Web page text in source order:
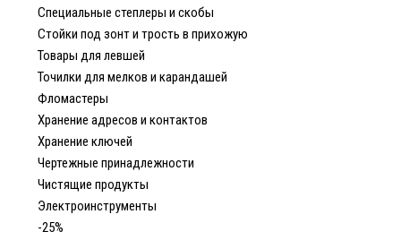
Специальные степлеры и скобы
Стойки под зонт и трость в прихожую
Товары для левшей
Точилки для мелков и карандашей
Фломастеры
Хранение адресов и контактов
Хранение ключей
Чертежные принадлежности
Чистящие продукты
Электроинструменты
-25%